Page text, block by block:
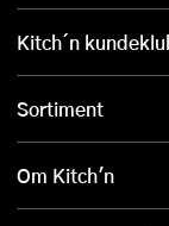
Kitch´n
Sortiment
Om Kitch'n